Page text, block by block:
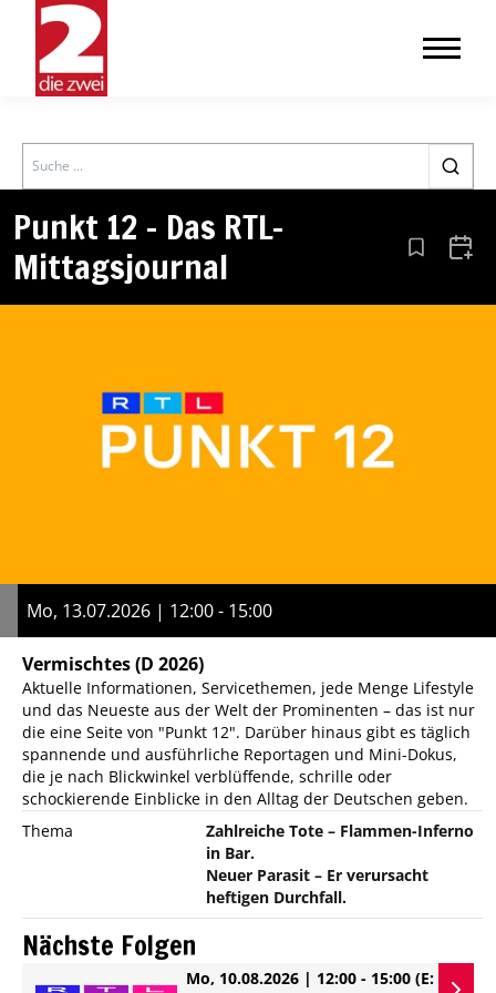
Search
Punkt 12 – Das RTL-
Mittagsjournal
Aus den
Mo, 13.07.2026 | 12:00 - 15:00
Vermischtes(D 2026)
Aktuelle Informationen, Servicethemen, jede Menge Lifestyle
und das Neueste aus der Welt der Prominenten – das ist nur
die eine Seite von "Punkt 12". Darüber hinaus gibt es täglich
spannende und ausführliche Reportagen und Mini-Dokus,
die je nach Blickwinkel verblüffende, schrille oder
schockierende Einblicke in den Alltag der Deutschen geben.
Thema
Zahlreiche Tote – Flammen-Inferno
in Bar.
Neuer Parasit – Er verursacht
heftigen Durchfall.
Nächste Folgen
Mo, 10.08.2026 | 12:00 - 15:00 (E: